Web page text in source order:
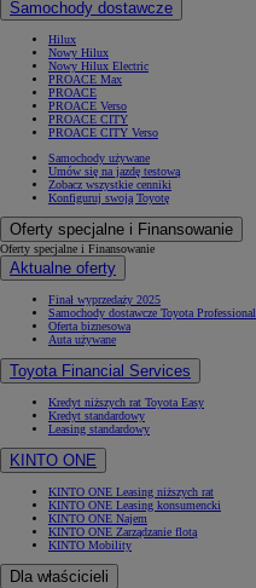
Samochody dostawcze
Hilux
Nowy Hilux
Nowy Hilux Electric
PROACE Max
PROACE
PROACE Verso
PROACE CITY
PROACE CITY Verso
Samochody używane
Umów się na jazdę testową
Zobacz wszystkie cenniki
Konfiguruj swoją Toyotę
Oferty specjalne i Finansowanie
Oferty specjalne i Finansowanie
Aktualne oferty
Finał wyprzedaży 2025
Samochody dostawcze Toyota Professional
Oferta biznesowa
Auta używane
Toyota Financial Services
Kredyt niższych rat Toyota Easy
Kredyt standardowy
Leasing standardowy
KINTO ONE
KINTO ONE Leasing niższych rat
KINTO ONE Leasing konsumencki
KINTO ONE Najem
KINTO ONE Zarządzanie flotą
KINTO Mobility
Dla właścicieli